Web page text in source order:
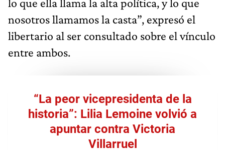
lo que ella llama la alta política, y lo que
nosotros llamamos la casta”, expresó el
libertario al ser consultado sobre el vínculo
entre ambos.
“La peor vicepresidenta de la
historia”: Lilia Lemoine volvió a
apuntar contra Victoria
Villarruel